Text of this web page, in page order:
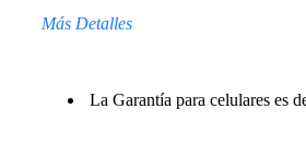
Más Detalles
La Garantía para celulares es